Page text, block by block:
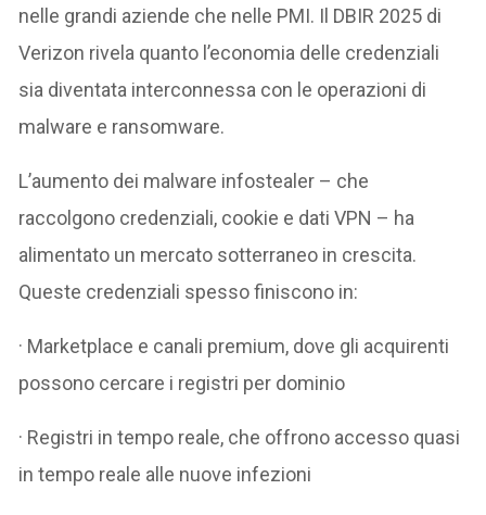
nelle grandi aziende che nelle PMI. Il DBIR 2025 di
Verizon rivela quanto l’economia delle credenziali
sia diventata interconnessa con le operazioni di
malware e ransomware.
L’aumento dei malware infostealer – che
raccolgono credenziali, cookie e dati VPN – ha
alimentato un mercato sotterraneo in crescita.
Queste credenziali spesso finiscono in:
· Marketplace e canali premium, dove gli acquirenti
possono cercare i registri per dominio
· Registri in tempo reale, che offrono accesso quasi
in tempo reale alle nuove infezioni